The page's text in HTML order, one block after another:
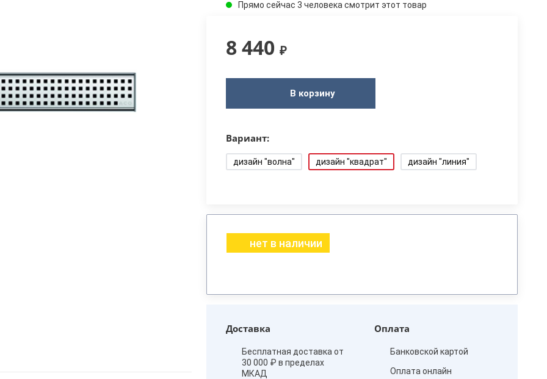
Прямо сейчас 3 человека смотрит этот товар
8 440 ₽
В корзину
Вариант:
дизайн "волна" дизайн "квадрат" дизайн "линия"
нет в наличии
Доставка
Бесплатная доставка от
30 000 ₽ в пределах
МКАД
Оплата
Банковской картой
Оплата онлайн